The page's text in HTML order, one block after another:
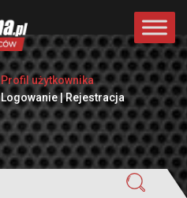
Profil użytkownika
Logowanie | Rejestracja